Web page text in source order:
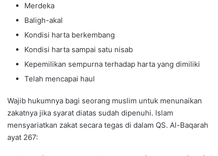
Merdeka
Baligh-akal
Kondisi harta berkembang
Kondisi harta sampai satu nisab
Kepemilikan sempurna terhadap harta yang dimiliki
Telah mencapai haul
Wajib hukumnya bagi seorang muslim untuk menunaikan
zakatnya jika syarat diatas sudah dipenuhi. Islam
mensyariatkan zakat secara tegas di dalam QS. Al-Baqarah
ayat 267: